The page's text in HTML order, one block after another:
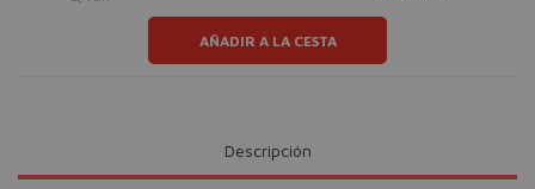
AÑADIR A LA CESTA
Descripción